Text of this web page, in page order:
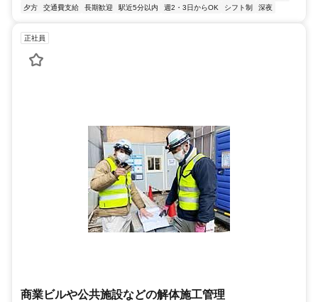
夕方
交通費支給 長期歓迎 駅近5分以内 週2・3日からOK シフト制 深夜
正社員
商業ビルや公共施設などの解体施工管理